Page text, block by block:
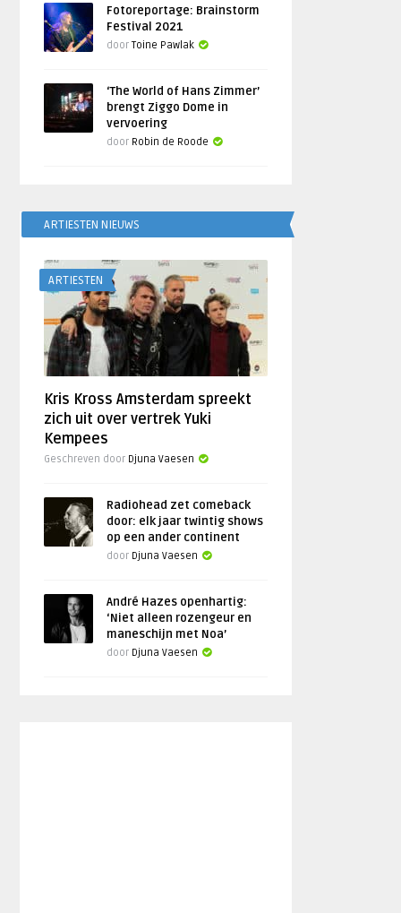
Fotoreportage: Brainstorm
Festival 2021
doorToine Pawlak
‘The World of Hans Zimmer’
brengt Ziggo Dome in
vervoering
door Robin de Roode
ARTIESTEN NIEUWS
ARTIESTEN
Kris Kross Amsterdam spreekt
zich uit over vertrek Yuki
Kempees
Geschreven door Djuna Vaesen
Radiohead zet comeback
door: elk jaar twintig shows
op een ander continent
door Djuna Vaesen
André Hazes openhartig:
‘Niet alleen rozengeur en
maneschijn met Noa’
door Djuna Vaesen